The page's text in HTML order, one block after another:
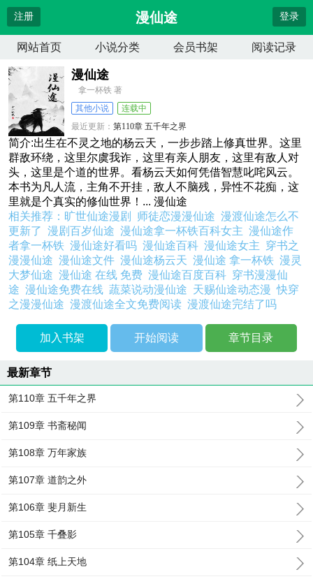
注册 漫仙途 登录
网站首页 小说分类 会员书架 阅读记录
漫仙途
拿一杯铁 著
其他小说
连载中
最近更新：第110章 五千年之界
更新时间：2026-07-30 05:36:15
简介:出生在不灵之地的杨云天，一步步踏上修真世界。这里
群敌环绕，这里尔虞我诈，这里有亲人朋友，这里有敌人对
头，这里是个道的世界。看杨云天如何凭借智慧叱咤风云。
本书为凡人流，主角不开挂，敌人不脑残，异性不花痴，这
里就是个真实的修仙世界！... 漫仙途
相关推荐： 旷世仙途漫剧 师徒恋漫漫仙途漫渡仙途怎么不
更新了漫剧百岁仙途漫仙途拿一杯铁百科女主漫仙途作
者拿一杯铁漫仙途好看吗漫仙途百科漫仙途女主 穿书之
漫漫仙途漫仙途文件漫仙途杨云天漫仙途 拿一杯铁漫灵
大梦仙途漫仙途 在线 免费漫仙途百度百科 穿书漫漫仙
途漫仙途免费在线蔬菜说动漫仙途 天赐仙途动态漫快穿
之漫漫仙途漫渡仙途全文免费阅读漫渡仙途完结了吗
加入书架 开始阅读 章节目录
最新章节
第110章 五千年之界
第109章 书斋秘闻
第108章 万年家族
第107章 道韵之外
第106章 斐月新生
第105章 千叠影
第104章 纸上天地